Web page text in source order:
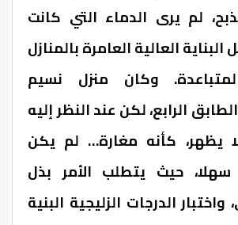
لم يرى الدماء التي كانت
العالية العامرة بالمنازل
وكان منزل نسيم
الرابع، لكن عند النظر إليه
يظهر، كأنه مغارة… لم يكن
سهلا، حيث يتطلب الأمر بذل
الدرجات الزليجية البنية